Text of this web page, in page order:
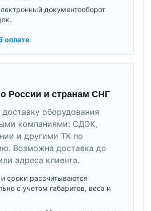
документооборот
оплате
России и странам СНГ
оборудования
компаниями: СДЭК,
и другими ТК по
Возможна доставка до
адреса клиента.
сроки рассчитываются
с учетом габаритов, веса и